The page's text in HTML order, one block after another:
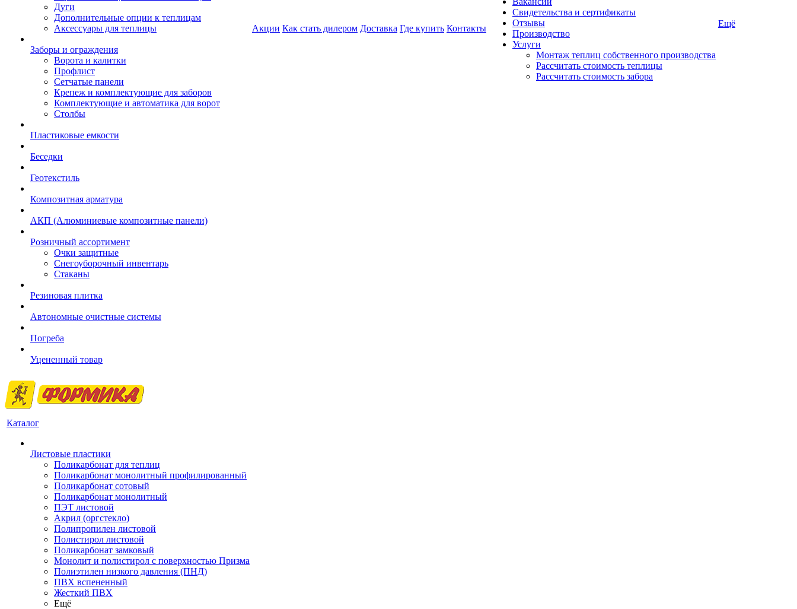
Дуги
Дополнительные опции к теплицам
Аксессуары для теплицы
Заборы и ограждения
Ворота и калитки
Профлист
Сетчатые панели
Крепеж и комплектующие для заборов
Комплектующие и автоматика для ворот
Столбы
Пластиковые емкости
Беседки
Геотекстиль
Композитная арматура
АКП (Алюминиевые композитные панели)
Розничный ассортимент
Очки защитные
Снегоуборочный инвентарь
Стаканы
Резиновая плитка
Автономные очистные системы
Погреба
Уцененный товар
Акции Как стать дилером Доставка Где купить Контакты
Свидетельства и сертификаты
Отзывы
Производство
Услуги
Монтаж теплиц собственного производства
Рассчитать стоимость теплицы
Рассчитать стоимость забора
Ещё
Каталог
Листовые пластики
Поликарбонат для теплиц
Поликарбонат монолитный профилированный
Поликарбонат сотовый
Поликарбонат монолитный
ПЭТ листовой
Акрил (оргстекло)
Полипропилен листовой
Полистирол листовой
Поликарбонат замковый
Монолит и полистирол с поверхностью Призма
Полиэтилен низкого давления (ПНД)
ПВХ вспененный
Жесткий ПВХ
Ещё